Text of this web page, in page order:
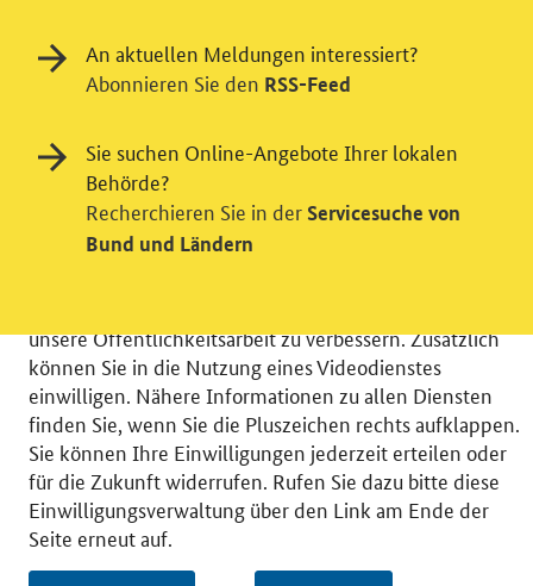
© 2026 Bundesministerium für Wirtschaft und Energie
RSS
Benutzerhinweise
Inhaltsverzeichnis
Impressum
Barrierefreiheit
Datenschutz
Einwilligungsverwaltung
Einwilligung in Tracking und / oder
Videodienst
Wir bitten Sie an dieser Stelle um Ihre Einwilligung für
verschiedene Zusatzdienste unserer Webseite: Wir
unsere Öffentlichkeitsarbeit zu verbessern. Zusätzlich
können Sie in die Nutzung eines Videodienstes
einwilligen. Nähere Informationen zu allen Diensten
finden Sie, wenn Sie die Pluszeichen rechts aufklappen.
Sie können Ihre Einwilligungen jederzeit erteilen oder
für die Zukunft widerrufen. Rufen Sie dazu bitte diese
Einwilligungsverwaltung über den Link am Ende der
Seite erneut auf.
An aktuellen Meldungen interessiert?
Abonnieren Sie den RSS-Feed
Sie suchen Online-Angebote Ihrer lokalen
Behörde?
Recherchieren Sie in der Servicesuche von
Bund und Ländern